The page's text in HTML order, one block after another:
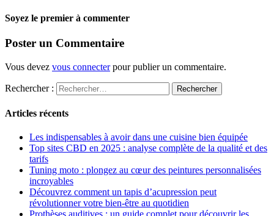
Soyez le premier à commenter
Poster un Commentaire
Vous devez vous connecterpour publier un commentaire.
Rechercher :
Articles récents
Les indispensables à avoir dans une cuisine bien équipée
Top sites CBD en 2025 : analyse complète de la qualité et des
tarifs
Tuning moto : plongez au cœur des peintures personnalisées
incroyables
Découvrez comment un tapis d’acupression peut
révolutionner votre bien-être au quotidien